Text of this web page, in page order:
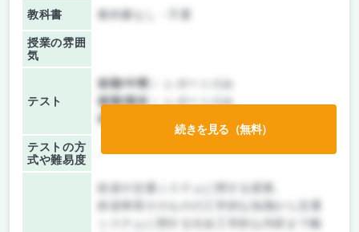
教科書 教科書なし・不要
授業の雰囲
気
テスト
前期/中間：
後期/期末：
テストの方
式や難易度
-
鉄道車両そのものの工学的な知識から交通
システムに関する社会工学的な内容まで幅
続きを見る（無料）